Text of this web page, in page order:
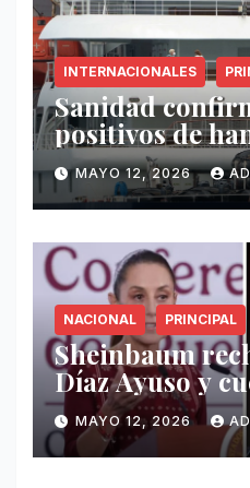
INTERNACIONALES
Sanidad
positivos de
vinculados al
Hondius
MAYO 12, 2026
NACIONAL PRINCIPAL
Sheinbaum
Díaz Ayuso y
de funcionaria
MAYO 12, 2026